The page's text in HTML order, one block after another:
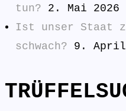
tun?
2. Mai 2026
Ist unser Staat
schwach?
9. April